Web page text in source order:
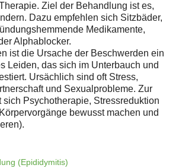
Ziel der Behandlung ist es,
Dazu empfehlen sich Sitzbäder,
Medikamente,
Alphablocker.
ist die Ursache der Beschwerden ein
Leiden, das sich im Unterbauch und
Ursächlich sind oft Stress,
und Sexualprobleme. Zur
Psychotherapie, Stressreduktion
bewusst machen und
(Epididymitis)